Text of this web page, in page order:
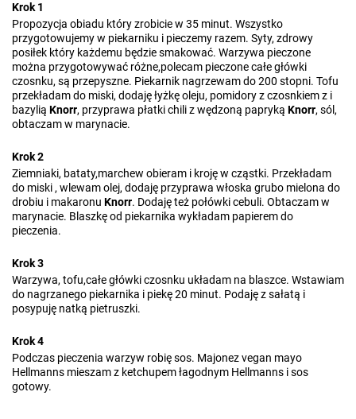
Krok 1
Propozycja obiadu który zrobicie w 35 minut. Wszystko
przygotowujemy w piekarniku i pieczemy razem. Syty, zdrowy
posiłek który każdemu będzie smakować. Warzywa pieczone
można przygotowywać różne,polecam pieczone całe główki
czosnku, są przepyszne. Piekarnik nagrzewam do 200 stopni. Tofu
przekładam do miski, dodaję łyżkę oleju, pomidory z czosnkiem z i
bazylią Knorr, przyprawa płatki chili z wędzoną papryką Knorr, sól,
obtaczam w marynacie.
Krok 2
Ziemniaki, bataty,marchew obieram i kroję w cząstki. Przekładam
do miski , wlewam olej, dodaję przyprawa włoska grubo mielona do
drobiu i makaronu Knorr. Dodaję też połówki cebuli. Obtaczam w
marynacie. Blaszkę od piekarnika wykładam papierem do
pieczenia.
Krok 3
Warzywa, tofu,całe główki czosnku układam na blaszce. Wstawiam
do nagrzanego piekarnika i piekę 20 minut. Podaję z sałatą i
posypuję natką pietruszki.
Krok 4
Podczas pieczenia warzyw robię sos. Majonez vegan mayo
Hellmanns mieszam z ketchupem łagodnym Hellmanns i sos
gotowy.